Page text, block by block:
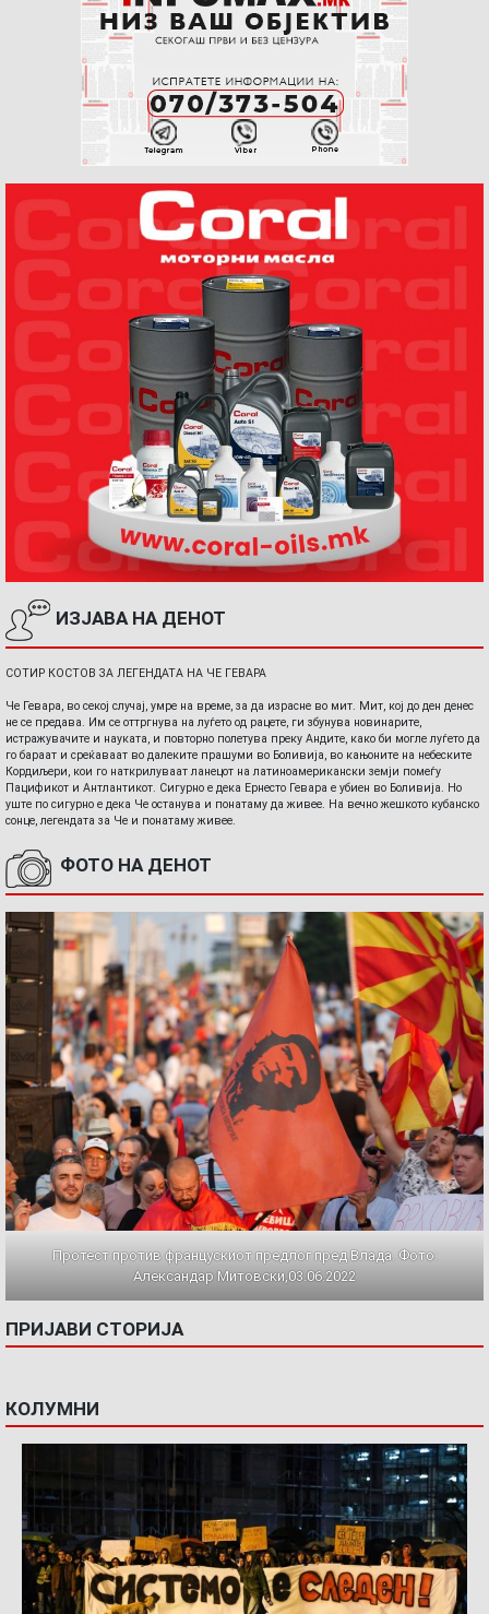
ИЗЈАВА НА ДЕНОТ
СОТИР КОСТОВ ЗА ЛЕГЕНДАТА НА ЧЕ ГЕВАРА
Че Гевара, во секој случај, умре на време, за да израсне во мит. Мит, кој до ден денес
не се предава. Им се оттргнува на луѓето од рацете, ги збунува новинарите,
истражувачите и науката, и повторно полетува преку Андите, како би могле луѓето да
го бараат и среќаваат во далеките прашуми во Боливија, во кањоните на небеските
Кордиљери, кои го наткрилуваат ланецот на латиноамерикански земји помеѓу
Пацификот и Антлантикот. Сигурно е дека Ернесто Гевара е убиен во Боливија. Но
уште по сигурно е дека Че останува и понатаму да живее. На вечно жешкото кубанско
сонце, легендата за Че и понатаму живее.
ФОТО НА ДЕНОТ
Протест против францускиот предлог пред Влада. Фото:
Александар Митовски,03.06.2022
ПРИЈАВИ СТОРИЈА
КОЛУМНИ